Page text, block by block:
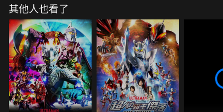
其他人也看了